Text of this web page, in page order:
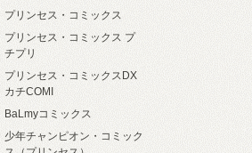
プリンセス・コミックス
プリンセス・コミックス プ
チプリ
プリンセス・コミックスDX
カチCOMI
BaLmyコミックス
少年チャンピオン・コミック